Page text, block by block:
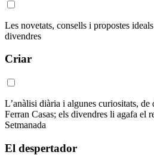
Les novetats, consells i propostes
divendres
Criar
L’anàlisi diària i algunes curiositats,
Ferran Casas; els divendres li agafa el
Setmanada
El despertador